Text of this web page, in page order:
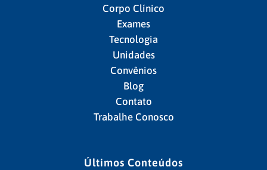
Corpo Clínico
Exames
Tecnologia
Unidades
Convênios
Blog
Contato
Trabalhe Conosco
Últimos Conteúdos